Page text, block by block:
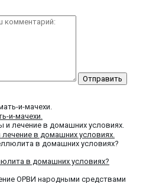
и-мачехи.
в домашних условиях.
в домашних условиях?